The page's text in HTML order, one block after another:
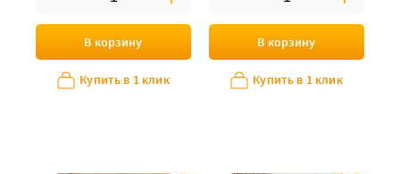
В корзину
Купить в 1 клик
В корзину
Купить в 1 клик